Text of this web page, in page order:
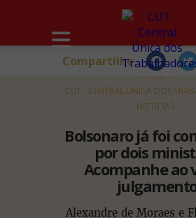
HOME
CUT - CENTRAL ÚNICA DOS
NOTÍCIAS
Bolsonaro já foi
por dois
Acompanhe ao
Alexandre de Moraes e
Compartilhe